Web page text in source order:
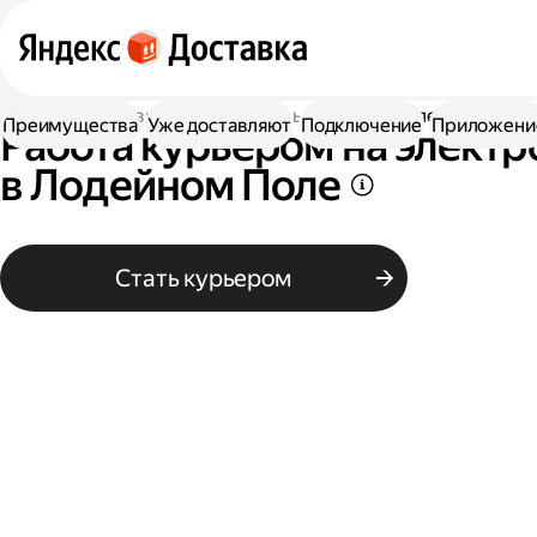
Работа в Доставке Работа курьером На
Работа курьером на
в Лодейном Поле
Стать курьером
Преимущества Уже доставляют Подключение